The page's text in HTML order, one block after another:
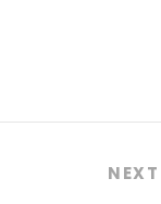
NEXT